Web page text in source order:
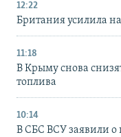
12:22
Британия усилила
11:18
В Крыму снова
топлива
10:14
В СБС ВСУ заявили о